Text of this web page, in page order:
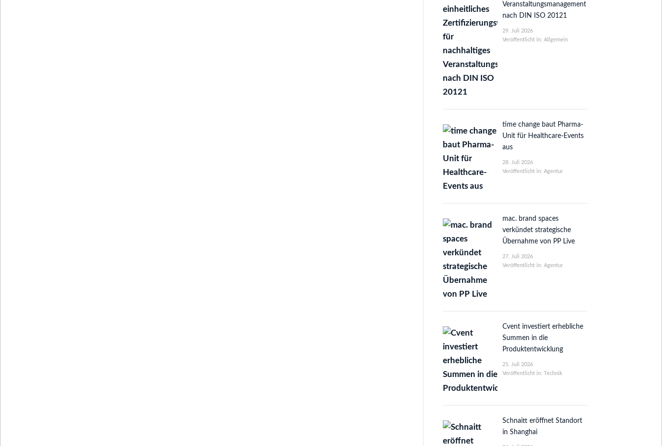
Veranstaltungsmanagement
nach DIN ISO 20121
29. Juli 2026
Veröffentlicht in: Allgemein
time change baut Pharma-
Unit für Healthcare-Events
aus
28. Juli 2026
Veröffentlicht in: Agentur
mac. brand spaces
verkündet strategische
Übernahme von PP Live
27. Juli 2026
Veröffentlicht in: Agentur
Cvent investiert erhebliche
Summen in die
Produktentwicklung
25. Juli 2026
Veröffentlicht in: Technik
Schnaitt eröffnet Standort
in Shanghai